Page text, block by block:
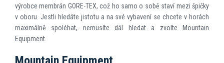
výrobce membrán GORE-TEX, což ho samo o sobě staví mezi špičky
v oboru. Jestli hledáte jistotu a na své vybavení se chcete v horách
maximálně spoléhat, nemusíte dál hledat a zvolte Mountain
Equipment.